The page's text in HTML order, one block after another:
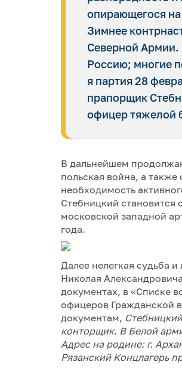
опирающегося на
Зимнее
Северной Армии.
Россию; многие
я партия 28
прапорщик
офицер тяжелой
В дальнейшем
польская война, а
необходимость
Стебницкий
московской западной
года.
Далее нелегкая судьба
Николая
документах, в «Списке
офицеров Гражданской
документам,
конторщик. В Белой
Адрес на родине: г.
Рязанский Концлагерь